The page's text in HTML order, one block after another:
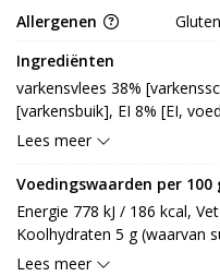
Allergenen
Ingrediënten
varkensvlees 38%
[varkensbuik], EI 8% [EI,
E202], MELK 8%
aroma (EI), emulgator: E451,
antioxidant: E300]
E535]
Lees meer
Voedingswaarden per 100
Energie 778 kJ / 186 kcal,
Koolhydraten 5 g (waarvan
16,1 g, Zout 2,3 g.
Lees meer